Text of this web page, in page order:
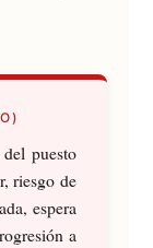
puesto
riesgo de
espera
a